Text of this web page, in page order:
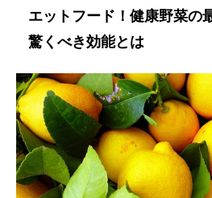
エットフード！健康野菜の
驚くべき効能とは